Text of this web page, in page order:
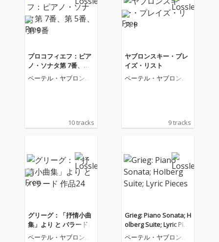
プロコフィエフ：ピア
ノ・ソナタ第 7番、第
5番、第 9番
ペーテル・ヤブロンス
10 tracks
ヤブロンスキー・プレ
イズ・リスト
ペーテル・ヤブロンス
9 tracks
グリーグ：「抒情小曲
集」より と バラード
作品24
ペーテル・ヤブロンス
Grieg: Piano Sonata; H
olberg Suite; Lyric Piec
es
ペーテル・ヤブロンス